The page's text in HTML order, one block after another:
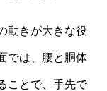
動きが大きな役
では、腰と胴体
ことで、手先で